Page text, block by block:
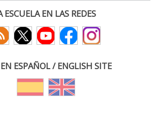
ESCUELA EN LAS REDES
ESPAÑOL / ENGLISH SITE